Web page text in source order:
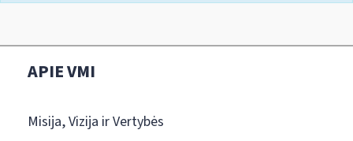
APIE VMI
Misija, Vizija ir Vertybės